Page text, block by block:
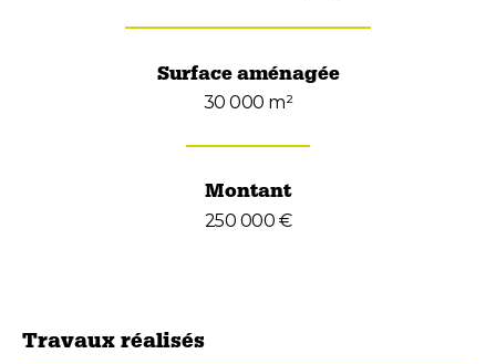
Surface aménagée
30 000 m²
Montant
250 000 €
Travaux réalisés